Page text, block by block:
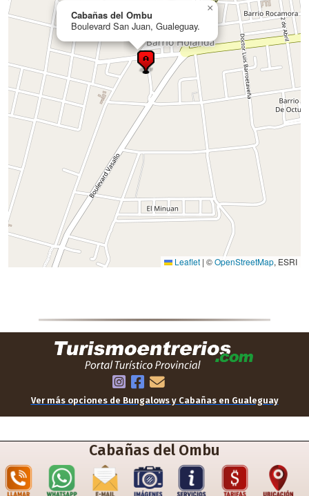
Ver más opciones de Bungalows y Cabañas en Gualeguay
Cabañas del Ombu